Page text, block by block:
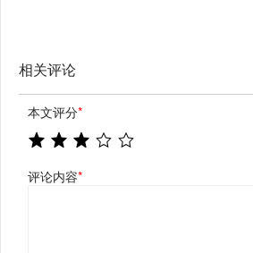
相关评论
本文评分*
评论内容*